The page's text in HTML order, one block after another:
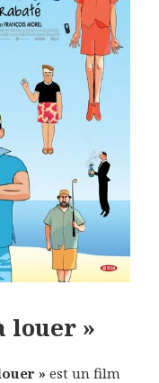
louer »
» est un film